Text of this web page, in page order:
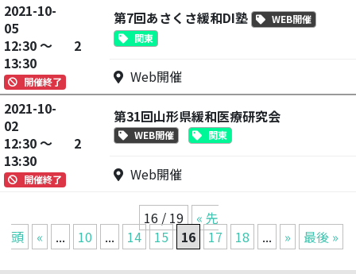
2021-10-
05
12:30 ～
13:30
開催終了
2
第7回あさくさ緩和DI塾
WEB開催
関東
Web開催
2021-10-
02
12:30 ～
13:30
開催終了
2
第31回山形県緩和医療研究会
WEB開催 関東
Web開催
16 / 19
« 先
頭
« ... 10 ... 14 15 16 17 18 ... » 最後 »